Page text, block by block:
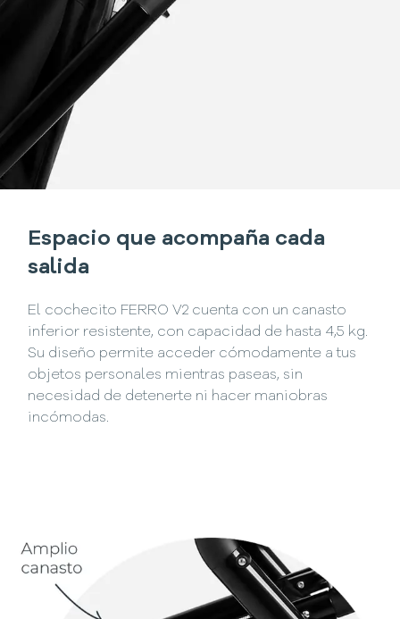
Espacio que acompaña cada
salida
El cochecito FERRO V2 cuenta con un canasto
inferior resistente, con capacidad de hasta 4,5 kg.
Su diseño permite acceder cómodamente a tus
objetos personales mientras paseas, sin
necesidad de detenerte ni hacer maniobras
incómodas.